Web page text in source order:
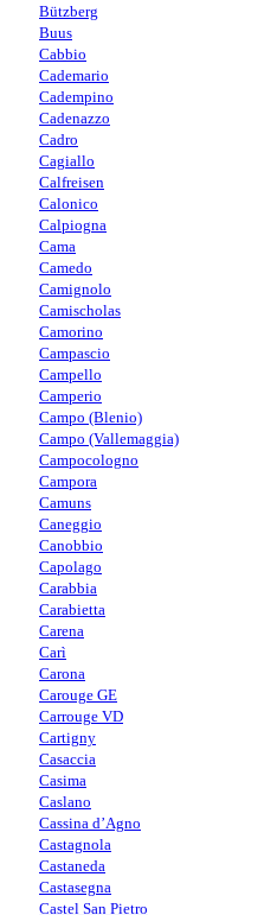
Bützberg
Buus
Cabbio
Cademario
Cadempino
Cadenazzo
Cadro
Cagiallo
Calfreisen
Calonico
Calpiogna
Cama
Camedo
Camignolo
Camischolas
Camorino
Campascio
Campello
Camperio
Campo (Blenio)
Campo (Vallemaggia)
Campocologno
Campora
Camuns
Caneggio
Canobbio
Capolago
Carabbia
Carabietta
Carena
Carì
Carona
Carouge GE
Carrouge VD
Cartigny
Casaccia
Casima
Caslano
Cassina d’Agno
Castagnola
Castaneda
Castasegna
Castel San Pietro